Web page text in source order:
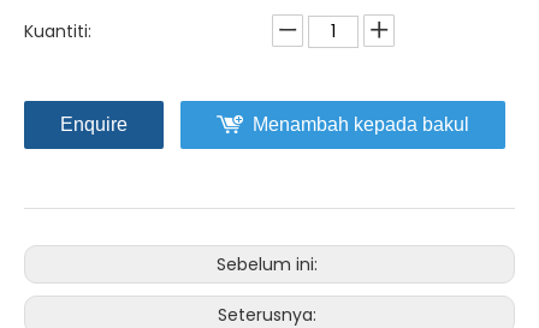
Kuantiti:
Enquire Menambah kepada bakul
Sebelum ini:
Seterusnya: